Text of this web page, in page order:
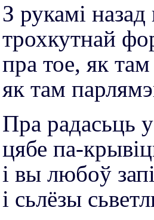
З рукамі
трохкутнай
пра тое, як
як там
Пра радасьць
цябе па-
і вы любоў
і сьлёзы